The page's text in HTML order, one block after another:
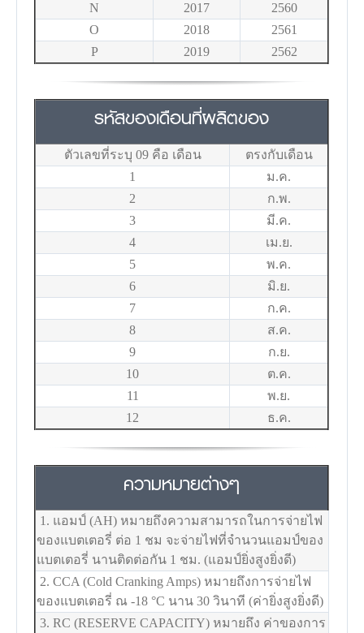
N
2017
2560
O
2018
2561
P
2019 2562
รหัสของเดือนที่ผลิตของ
ตัวเลขที่ระบุ 09 คือ เดือน
ตรงกับเดือน
1
ม.ค.
2
ก.พ.
3
มี.ค.
4
เม.ย.
5
พ.ค.
6
มิ.ย.
7
ก.ค.
8
ส.ค.
9
ก.ย.
10
ต.ค.
11
พ.ย.
12
ธ.ค.
ความหมายต่างๆ
1. แอมป์ (AH) หมายถึงความสามารถในการจ่ายไฟ
ของแบตเตอรี่ ต่อ 1 ชม จะจ่ายไฟที่จำนวนแอมป์ของ
แบตเตอรี่ นานติดต่อกัน 1 ชม. (แอมป์ยิ่งสูงยิ่งดี)
2. CCA (Cold Cranking Amps) หมายถึงการจ่ายไฟ
ของแบตเตอรี่ ณ -18 °C นาน 30 วินาที (ค่ายิ่งสูงยิ่งดี)
3. RC (RESERVE CAPACITY) หมายถึง ค่าของการ